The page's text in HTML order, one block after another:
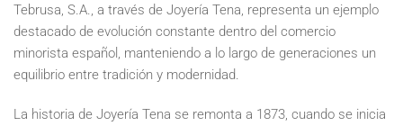
Tebrusa, S.A., a través de Joyería Tena, representa un ejemplo
destacado de evolución constante dentro del comercio
minorista español, manteniendo a lo largo de generaciones un
equilibrio entre tradición y modernidad.
La historia de Joyería Tena se remonta a 1873, cuando se inicia